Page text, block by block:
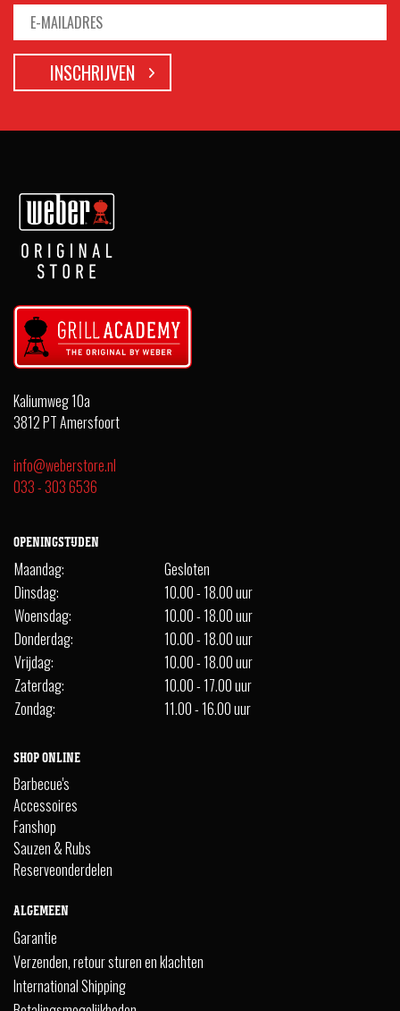
Kaliumweg 10a
3812 PT Amersfoort
info@weberstore.nl
033 - 303 6536
OPENINGSTIJDEN
Maandag:
Gesloten
Dinsdag:
10.00 - 18.00 uur
Woensdag:
10.00 - 18.00 uur
Donderdag:
10.00 - 18.00 uur
Vrijdag:
10.00 - 18.00 uur
Zaterdag:
10.00 - 17.00 uur
Zondag:
11.00 - 16.00 uur
SHOP ONLINE
Barbecue's
Accessoires
Fanshop
Sauzen & Rubs
Reserveonderdelen
ALGEMEEN
Garantie
Verzenden, retour sturen en klachten
International Shipping